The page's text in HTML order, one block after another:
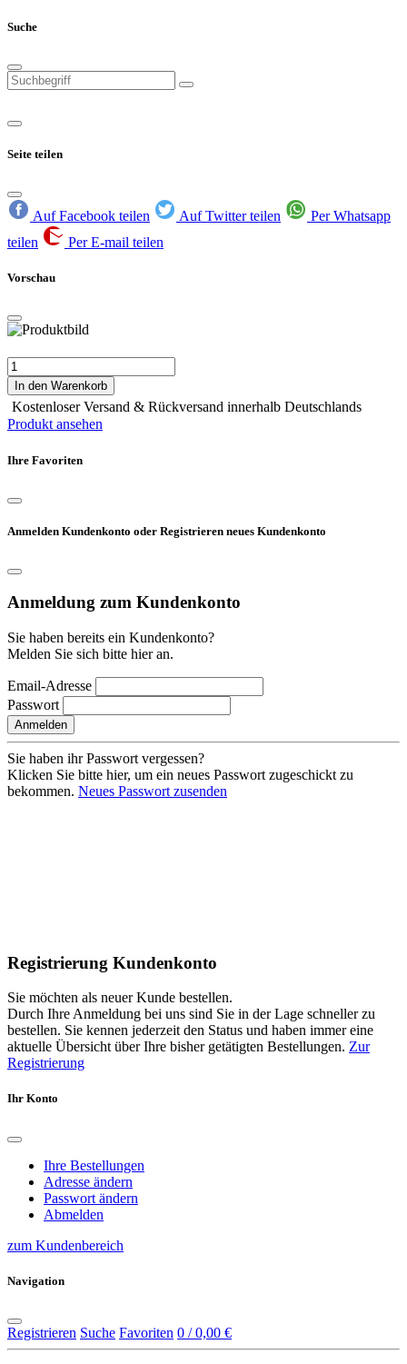
Suche
Seite teilen
Auf Facebook teilen Auf Twitter teilen
Per Whatsapp
teilen
Per E-mail teilen
Vorschau
In den Warenkorb
Kostenloser Versand & Rückversand innerhalb Deutschlands
Produkt ansehen
Ihre Favoriten
Anmelden Kundenkonto oder Registrieren neues Kundenkonto
Anmeldung zum Kundenkonto
Sie haben bereits ein Kundenkonto?
Melden Sie sich bitte hier an.
Email-Adresse
Passwort
Anmelden
Sie haben ihr Passwort vergessen?
Klicken Sie bitte hier, um ein neues Passwort zugeschickt zu
bekommen. Neues Passwort zusenden
Registrierung Kundenkonto
Sie möchten als neuer Kunde bestellen.
Durch Ihre Anmeldung bei uns sind Sie in der Lage schneller zu
bestellen. Sie kennen jederzeit den Status und haben immer eine
aktuelle Übersicht über Ihre bisher getätigten Bestellungen. Zur
Registrierung
Ihr Konto
Ihre Bestellungen
Adresse ändern
Passwort ändern
Abmelden
zum Kundenbereich
Navigation
Registrieren Suche Favoriten 0 / 0,00 €